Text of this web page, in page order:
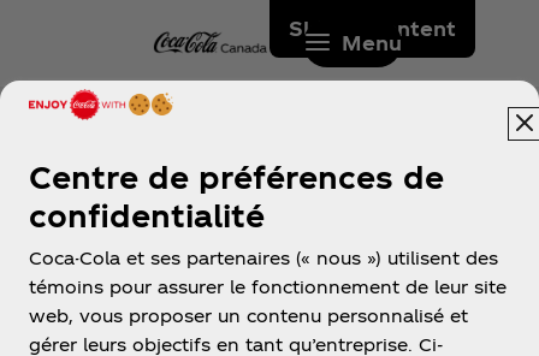
Skip to content
Menu
smartwater contient-elle
du gluten?
non, jamais de gluten.
Centre de préférences de
confidentialité
Coca-Cola et ses partenaires (« nous ») utilisent des
témoins pour assurer le fonctionnement de leur site
web, vous proposer un contenu personnalisé et
gérer leurs objectifs en tant qu’entreprise. Ci-